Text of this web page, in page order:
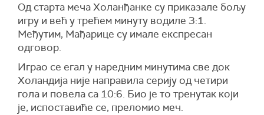
Од старта меча Холанђанке су приказале бољу
игру и већ у трећем минуту водиле 3:1.
Међутим, Мађарице су имале експресан
одговор.
Играо се егал у наредним минутима све док
Холандија није направила серију од четири
гола и повела са 10:6. Био је то тренутак који
је, испоставиће се, преломио меч.